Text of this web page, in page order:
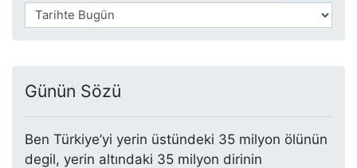
Günün Sözü
Ben Türkiye’yi yerin üstündeki 35 milyon ölünün
degil, yerin altındaki 35 milyon dirinin